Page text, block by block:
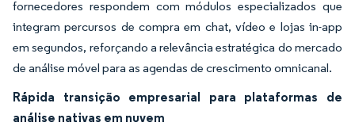
fornecedores respondem com módulos especializados que
integram percursos de compra em chat, vídeo e lojas in-app
em segundos, reforçando a relevância estratégica do mercado
de análise móvel para as agendas de crescimento omnicanal.
Rápida transição empresarial para plataformas de
análise nativas em nuvem